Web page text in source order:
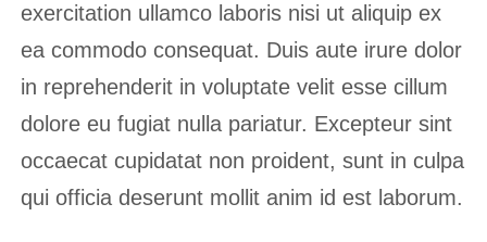
exercitation ullamco laboris nisi ut aliquip ex
ea commodo consequat. Duis aute irure dolor
in reprehenderit in voluptate velit esse cillum
dolore eu fugiat nulla pariatur. Excepteur sint
occaecat cupidatat non proident, sunt in culpa
qui officia deserunt mollit anim id est laborum.